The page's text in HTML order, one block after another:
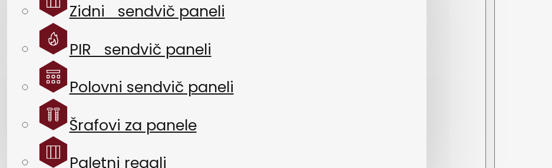
Zidni sendvič paneli
PIR sendvič paneli
Polovni sendvič paneli
Šrafovi za panele
Paletni regali